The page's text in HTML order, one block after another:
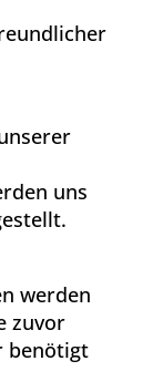
uns
werden
zuvor
benötigt